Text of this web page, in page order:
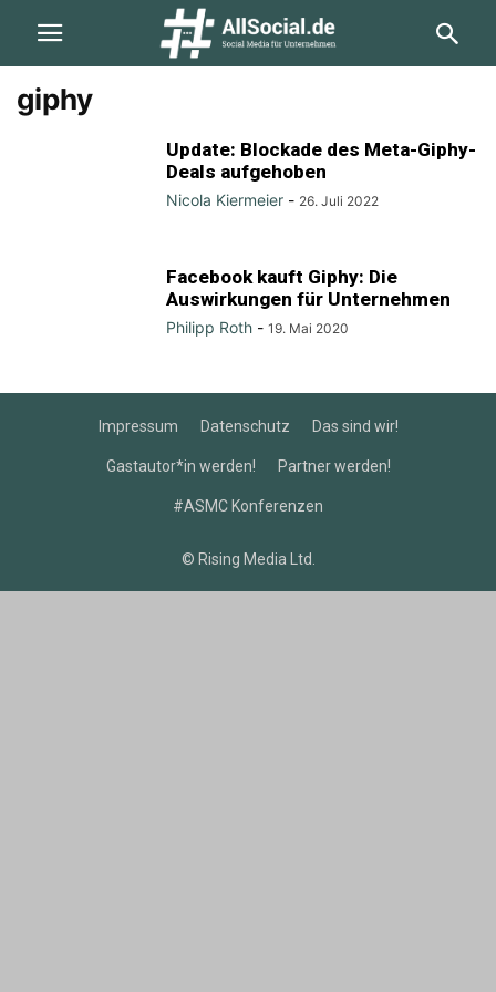
giphy
Update: Blockade des Meta-Giphy-
Deals aufgehoben
Nicola Kiermeier - 26. Juli 2022
Facebook kauft Giphy: Die
Auswirkungen für Unternehmen
Philipp Roth - 19. Mai 2020
Impressum Datenschutz Das sind wir!
Gastautor*in werden! Partner werden!
#ASMC Konferenzen
© Rising Media Ltd.